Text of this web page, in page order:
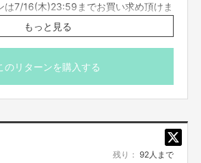
は7/16(木)23:59までお買い求め頂けま
る場合がありますので予めご了承くだ
場合の返金は致しかねます。
の末尾に記載されている【ご支援にあた
もっと見る
のリターンを購入する
残り： 92人まで